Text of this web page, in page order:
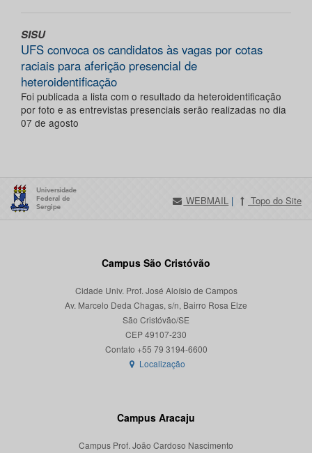
SISU
UFS convoca os candidatos às vagas por cotas
raciais para aferição presencial de
heteroidentificação
Foi publicada a lista com o resultado da heteroidentificação
por foto e as entrevistas presenciais serão realizadas no dia
07 de agosto
WEBMAIL | Topo do Site
Campus São Cristóvão
Cidade Univ. Prof. José Aloísio de Campos
Av. Marcelo Deda Chagas, s/n, Bairro Rosa Elze
São Cristóvão/SE
CEP 49107-230
Localização
Campus Aracaju
Campus Prof. João Cardoso Nascimento